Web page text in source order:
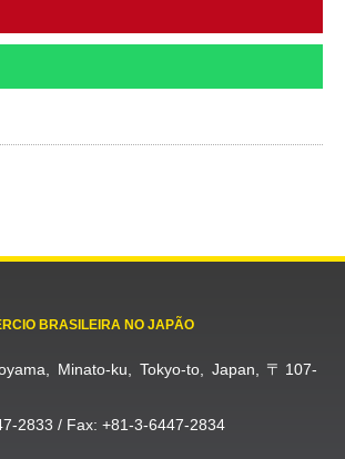
BRASILEIRA NO JAPÃO
Minato-ku, Tokyo-to, Japan, 〒107-
2833 / Fax: +81-3-6447-2834